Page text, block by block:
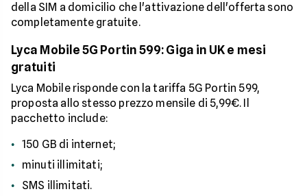
della SIM a domicilio che l'attivazione dell'offerta sono
completamente gratuite.
Lyca Mobile 5G Portin 599: Giga in UK e mesi
gratuiti
Lyca Mobile risponde con la tariffa 5G Portin 599,
proposta allo stesso prezzo mensile di 5,99€. Il
pacchetto include:
150 GB di internet;
minuti illimitati;
SMS illimitati.